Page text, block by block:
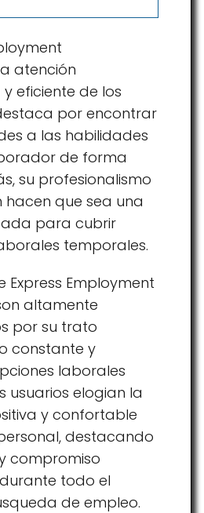
atención
eficiente de los
por encontrar
a las habilidades
de forma
su profesionalismo
que sea una
para cubrir
temporales.
Express Employment
altamente
por su trato
constante y
laborales
usuarios elogian la
y confortable
destacando
compromiso
todo el
de empleo.